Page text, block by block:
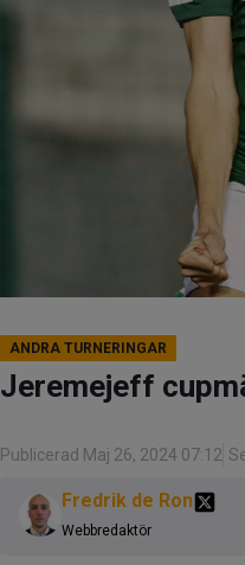
ANDRA TURNERINGAR
Jeremejeff
Publicerad Maj 26, 2024 07:12
Fredrik de Ron
Webbredaktör